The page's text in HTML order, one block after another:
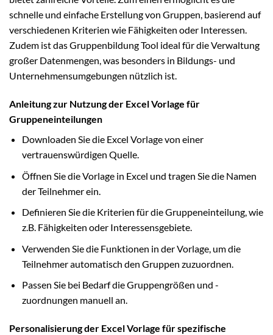
schnelle und einfache Erstellung von Gruppen, basierend auf
verschiedenen Kriterien wie Fähigkeiten oder Interessen.
Zudem ist das Gruppenbildung Tool ideal für die Verwaltung
großer Datenmengen, was besonders in Bildungs- und
Unternehmensumgebungen nützlich ist.
Anleitung zur Nutzung der Excel Vorlage für
Gruppeneinteilungen
Downloaden Sie die Excel Vorlage von einer
vertrauenswürdigen Quelle.
Öffnen Sie die Vorlage in Excel und tragen Sie die Namen
der Teilnehmer ein.
Definieren Sie die Kriterien für die Gruppeneinteilung, wie
z.B. Fähigkeiten oder Interessensgebiete.
Verwenden Sie die Funktionen in der Vorlage, um die
Teilnehmer automatisch den Gruppen zuzuordnen.
Passen Sie bei Bedarf die Gruppengrößen und -
zuordnungen manuell an.
Personalisierung der Excel Vorlage für spezifische